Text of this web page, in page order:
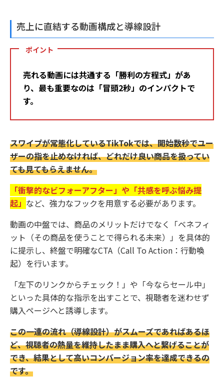
売上に直結する動画構成と導線設計
ポイント
売れる動画には共通する「勝利の方程式」があ
り、最も重要なのは「冒頭2秒」のインパクトで
す。
スワイプが常態化しているTikTokでは、開始数秒でユー
ザーの指を止めなければ、どれだけ良い商品を扱ってい
ても見てもらえません。
「衝撃的なビフォーアフター」や「共感を呼ぶ悩み提
起」 など、強力なフックを用意する必要があります。
動画の中盤では、商品のメリットだけでなく「ベネフィ
ット（その商品を使うことで得られる未来）」を具体的
に提示し、終盤で明確なCTA（Call To Action：行動喚
起）を行います。
「左下のリンクからチェック！」や「今ならセール中」
といった具体的な指示を出すことで、視聴者を迷わせず
購入ページへと誘導します。
この一連の流れ（導線設計）がスムーズであればあるほ
ど、視聴者の熱量を維持したまま購入へと繋げることが
でき、結果として高いコンバージョン率を達成できるの
です。